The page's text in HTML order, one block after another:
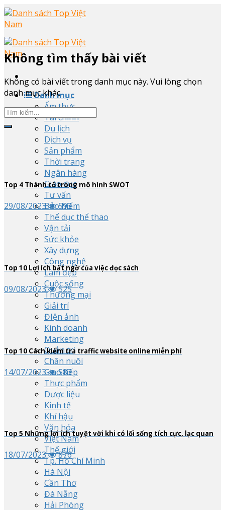
Skip
to
content
Danh mục
Ẩm thực
Tài chính
Du lịch
Dịch vụ
Sản phẩm
Thời trang
Ngân hàng
Giáo dục
Tư vấn
Bảo hiểm
Thể dục thể thao
Vận tải
Sức khỏe
Xây dựng
Công nghệ
Làm đẹp
Cuộc sống
Thương mại
Giải trí
ĐIện ảnh
Kinh doanh
Marketing
Quản trị
Chăn nuôi
Giao tiếp
Thực phẩm
Dược liệu
Kinh tế
Khí hậu
Văn hóa
Việt Nam
Thế giới
Tp. Hồ Chí Minh
Hà Nội
Cần Thơ
Đà Nẵng
Hải Phòng
Không tìm thấy bài viết
Không có bài viết trong danh mục này. Vui lòng chọn
danh mục khác
Top 4 Thành tố trong mô hình SWOT
29/08/2023 593
Top 10 Lợi ích bất ngờ của việc đọc sách
09/08/2023 525
Top 10 Cách kiểm tra traffic website online miễn phí
14/07/2023 583
Top 5 Những lợi ích tuyệt vời khi có lối sống tích cực, lạc quan
18/07/2023 876